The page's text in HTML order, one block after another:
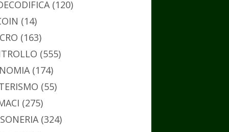
(120)
(14)
(163)
(555)
(174)
(55)
(275)
(324)